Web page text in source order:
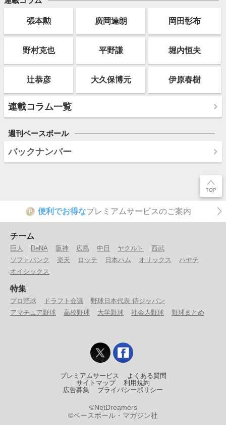
張本勲 廣岡達朗 岡田彰布
野村克也 平野謙 堀内恒夫
辻恭彦 大久保博元 伊原春樹
連載コラム一覧
週刊ベースボール
バックナンバー
P 便利でお得なプレミアムサービスのご案内
チーム
巨人 DeNA 阪神 広島 中日 ヤクルト
西武
ソフトバンク
楽天 ロッテ 日本ハム オリックス
ハヤテ
オイシックス
特集
プロ野球 ドラフト会議
野球日本代表 侍ジャパン
アマチュア野球
高校野球 大学野球 社会人野球 野球まとめ
プレミアムサービス
よくある質問
サイトマップ
利用規約
広告募集
プライバシーポリシー
©NetDreamers
©ベースボール・マガジン社